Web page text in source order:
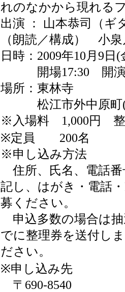
れのなかから現れる
出演 ： 山本恭司（ギ
（朗読／構成） 小
日時：2009年10月9
開場17:30 開
場所：東林寺
松江市外中原町(
※入場料 1,000円 整
※定員 200名
※申し込み方法
住所、氏名、電話番
記し、はがき・電話
募ください。
申込多数の場合は抽
でに整理券を送付し
ださい。
※申し込み先
〒690-8540